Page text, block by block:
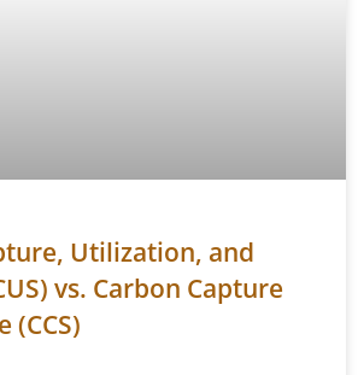
Utilization, and
vs. Carbon Capture
(CCS)